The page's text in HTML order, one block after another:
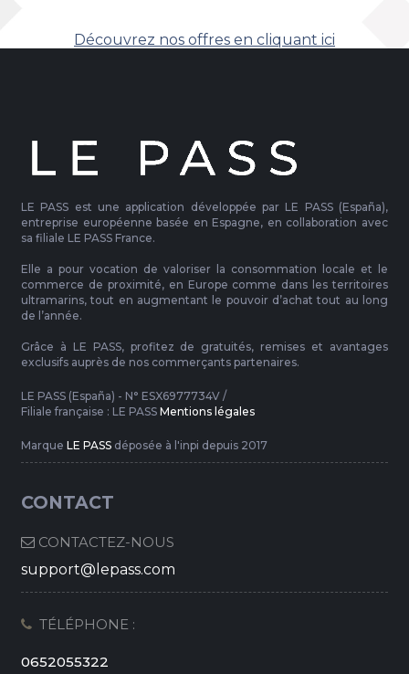
Découvrez nos offres en cliquant ici
LE PASS est une application développée par LE PASS (España),
entreprise européenne basée en Espagne, en collaboration avec
sa filiale LE PASS France.
Elle a pour vocation de valoriser la consommation locale et le
commerce de proximité, en Europe comme dans les territoires
ultramarins, tout en augmentant le pouvoir d’achat tout au long
de l’année.
Grâce à LE PASS, profitez de gratuités, remises et avantages
exclusifs auprès de nos commerçants partenaires.
LE PASS (España) - N° ESX6977734V /
Filiale française : LE PASS Mentions légales
Marque LE PASSdéposée à l'inpi depuis 2017
CONTACT
CONTACTEZ-NOUS
support@lepass.com
TÉLÉPHONE :
0652055322